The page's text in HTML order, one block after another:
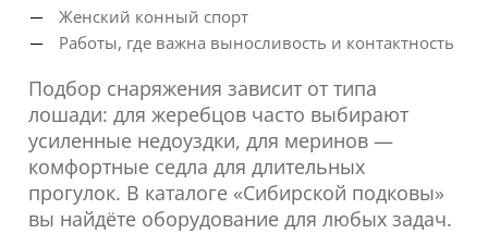
Женский конный спорт
Работы, где важна выносливость и контактность
Подбор снаряжения зависит от типа
лошади: для жеребцов часто выбирают
усиленные недоуздки, для меринов —
комфортные седла для длительных
прогулок. В каталоге «Сибирской подковы»
вы найдёте оборудование для любых задач.